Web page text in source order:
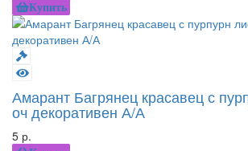
Купить
Амарант Багрянец красавец с
оч декоративен А/А
5 р.